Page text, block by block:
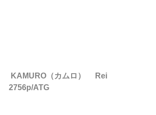
KAMURO（カムロ） 　Rei
2756p/ATG